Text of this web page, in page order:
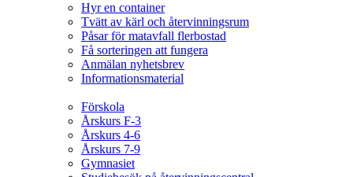
Hyr en container
Tvätt av kärl och återvinningsrum
Påsar för matavfall flerbostad
Få sorteringen att fungera
Anmälan nyhetsbrev
Informationsmaterial
Förskola
Årskurs F-3
Årskurs 4-6
Årskurs 7-9
Gymnasiet